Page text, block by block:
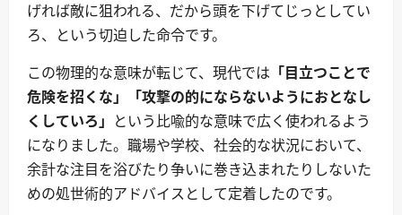
げれば敵に狙われる、だから頭を下げてじっとしてい
ろ、という切迫した命令です。
この物理的な意味が転じて、現代では 「目立つことで
危険を招くな」「攻撃の的にならないようにおとなし
くしていろ」 という比喩的な意味で広く使われるよう
になりました。職場や学校、社会的な状況において、
余計な注目を浴びたり争いに巻き込まれたりしないた
めの処世術的アドバイスとして定着したのです。